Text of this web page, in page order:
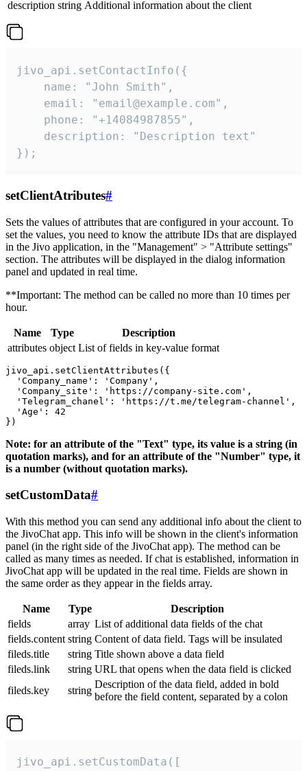
description string Additional information about the client
jivo_api.setContactInfo({
    name: "John Smith",
    email: "email@example.com",
    phone: "+14084987855",
    description: "Description text"
});
setClientAtributes#
Sets the values ​​of attributes that are configured in your account. To
set the values, you need to know the attribute IDs that are displayed
in the Jivo application, in the "Management" > "Attribute settings"
section. The attributes will be displayed in the dialog information
panel and updated in real time.
**Important: The method can be called no more than 10 times per
hour.
Name Type
Description
attributes object List of fields in key-value format
jivo_api.setClientAttributes({
  'Company_name': 'Company',
  'Company_site': 'https://company-site.com',
  'Telegram_chanel': 'https://t.me/telegram-channel',
  'Age': 42
Note: for an attribute of the "Text" type, its value is a string (in
quotation marks), and for an attribute of the "Number" type, it
is a number (without quotation marks).
setCustomData#
With this method you can send any additional info about the client to
the JivoChat app. This info will be shown in the client's information
panel (in the right side of the JivoChat app). The method can be
called as many times as needed. If chat is established, information in
JivoChat app will be updated in the real time. Fields are shown in
the same order as they appear in the fields array.
Name Type
Description
fields
array List of additional data fields of the chat
fields.content string Content of data field. Tags will be insulated
fileds.title
string Title shown above a data field
fileds.link
string URL that opens when the data field is clicked
fileds.key
string
Description of the data field, added in bold
before the field content, separated by a colon
jivo_api.setCustomData([